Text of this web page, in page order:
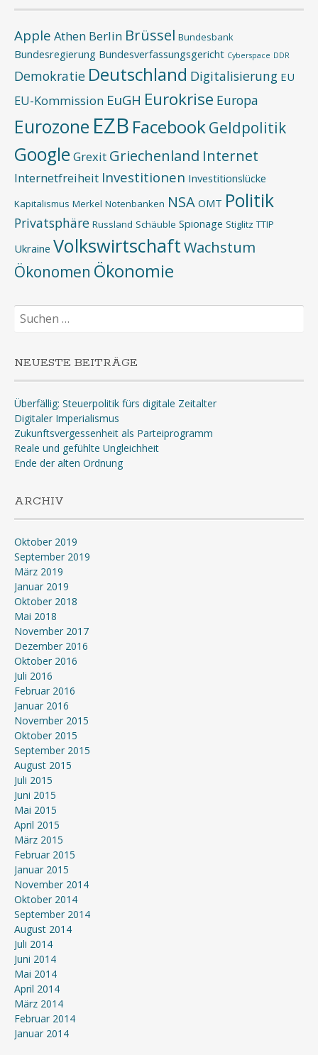
Apple Athen Berlin Brüssel Bundesbank
Bundesregierung Bundesverfassungsgericht Cyberspace DDR
Demokratie Deutschland Digitalisierung EU
EU-Kommission EuGH Eurokrise Europa
Eurozone EZB FacebookGeldpolitik
Google Grexit Griechenland Internet
Internetfreiheit Investitionen Investitionslücke
Kapitalismus Merkel Notenbanken NSA OMT Politik
Privatsphäre Russland Schäuble Spionage Stiglitz TTIP
Ukraine VolkswirtschaftWachstum
Ökonomen Ökonomie
Suchen
nach:
NEUESTE BEITRÄGE
Überfällig: Steuerpolitik fürs digitale Zeitalter
Digitaler Imperialismus
Zukunftsvergessenheit als Parteiprogramm
Reale und gefühlte Ungleichheit
Ende der alten Ordnung
ARCHIV
Oktober 2019
September 2019
März 2019
Januar 2019
Oktober 2018
Mai 2018
November 2017
Dezember 2016
Oktober 2016
Juli 2016
Februar 2016
Januar 2016
November 2015
Oktober 2015
September 2015
August 2015
Juli 2015
Juni 2015
Mai 2015
April 2015
März 2015
Februar 2015
Januar 2015
November 2014
Oktober 2014
September 2014
August 2014
Juli 2014
Juni 2014
Mai 2014
April 2014
März 2014
Februar 2014
Januar 2014